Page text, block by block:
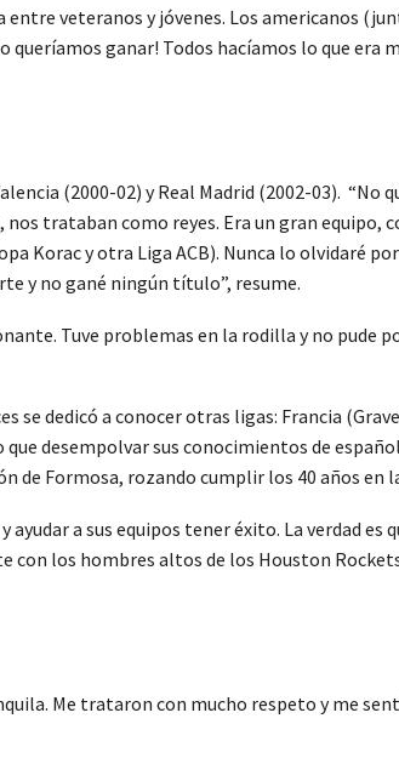
veteranos y jóvenes. Los americanos
ganar! Todos hacíamos lo que era
(2000-02) y Real Madrid (2002-03). “No
trataban como reyes. Era un gran equipo,
Korac y otra Liga ACB). Nunca lo olvidaré
y no gané ningún título”, resume.
Tuve problemas en la rodilla y no pude
se dedicó a conocer otras ligas: Francia
desempolvar sus conocimientos de
de Formosa, rozando cumplir los 40 años en
a sus equipos tener éxito. La verdad es
con los hombres altos de los Houston
Me trataron con mucho respeto y me